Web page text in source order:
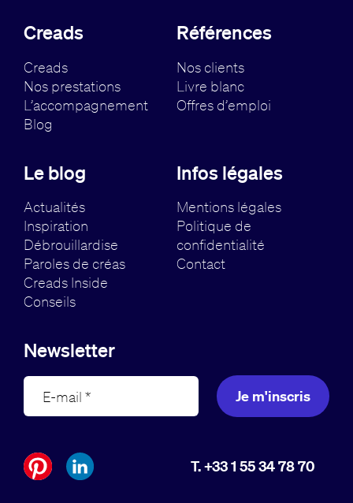
Creads
Creads
Nos prestations
L’accompagnement
Blog
Références
Nos clients
Livre blanc
Offres d’emploi
Le blog
Actualités
Inspiration
Débrouillardise
Paroles de créas
Creads Inside
Conseils
Infos légales
Mentions légales
Politique de
confidentialité
Contact
Newsletter
Je m'inscris
T. +33 1 55 34 78 70